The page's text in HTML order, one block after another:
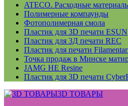
ATECO. Расходные
Полимерные компаунды
Фотополимерная смола
Пластик для 3D печати ESUN
Пластик для 3Д печати REC
Пластик для печати
Точка продаж в Минске
JAMG HE Resine
Пластик для 3D печати
3D ТОВАРЫ